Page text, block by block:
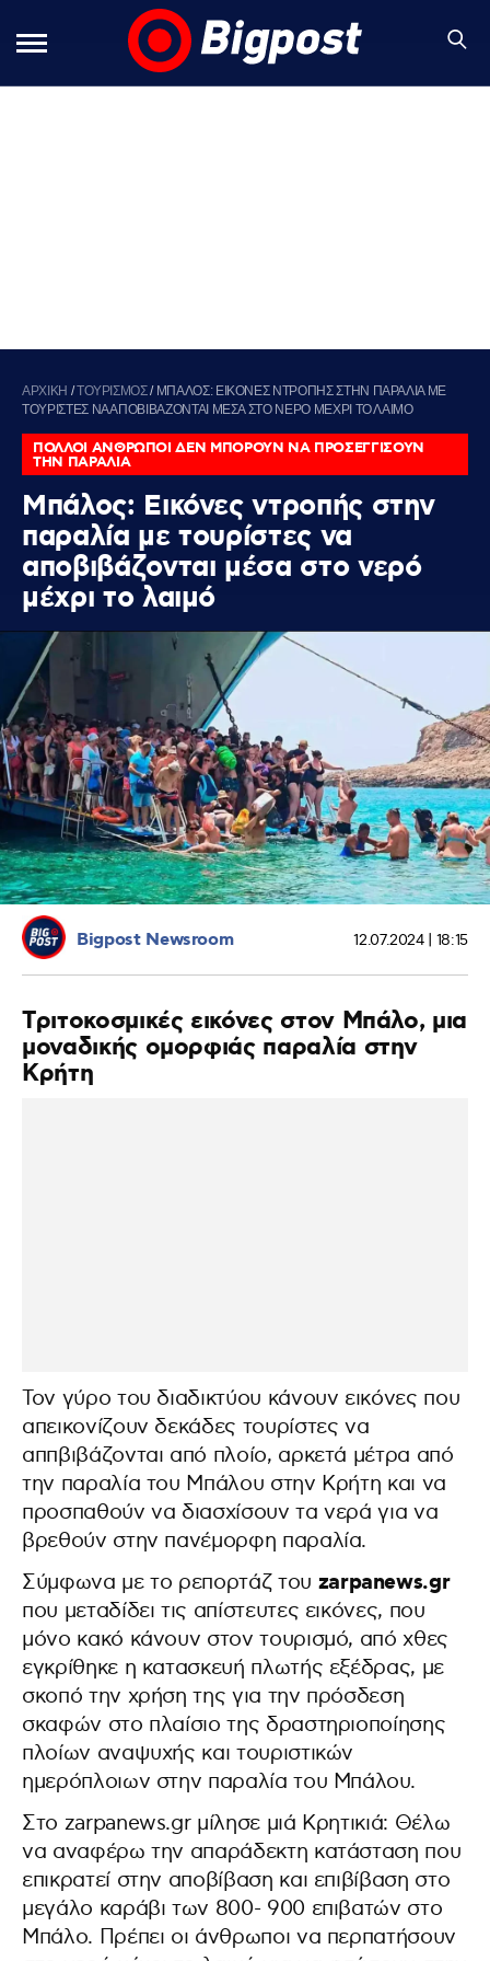
ΑΡΧΙΚΗ /ΤΟΥΡΙΣΜΟΣ/ ΜΠΑΛΟΣ: ΕΙΚΟΝΕΣ ΝΤΡΟΠΗΣ ΣΤΗΝ ΠΑΡΑΛΙΑ ΜΕ
ΤΟΥΡΙΣΤΕΣ ΝΑ ΑΠΟΒΙΒΑΖΟΝΤΑΙ ΜΕΣΑ ΣΤΟ ΝΕΡΟ ΜΕΧΡΙ ΤΟ ΛΑΙΜΟ
ΠΟΛΛΟΙ ΑΝΘΡΩΠΟΙ ΔΕΝ ΜΠΟΡΟΥΝ ΝΑ ΠΡΟΣΕΓΓΙΣΟΥΝ
ΤΗΝ ΠΑΡΑΛΙΑ
Μπάλος: Εικόνες ντροπής στην
παραλία με τουρίστες να
αποβιβάζονται μέσα στο νερό
μέχρι το λαιμό
Bigpost Newsroom 12.07.2024 | 18:15
Tριτοκοσμικές εικόνες στον Μπάλο, μια
μοναδικής ομορφιάς παραλία στην
Κρήτη
Τον γύρο του διαδικτύου κάνουν εικόνες που
απεικονίζουν δεκάδες τουρίστες να
αππβιβάζονται από πλοίο, αρκετά μέτρα από
την παραλία του Μπάλου στην Κρήτη και να
προσπαθούν να διασχίσουν τα νερά για να
βρεθούν στην πανέμορφη παραλία.
Σύμφωνα με το ρεπορτάζ του zarpanews.gr
που μεταδίδει τις απίστευτες εικόνες, που
μόνο κακό κάνουν στον τουρισμό, από χθες
εγκρίθηκε η κατασκευή πλωτής εξέδρας, με
σκοπό την χρήση της για την πρόσδεση
σκαφών στο πλαίσιο της δραστηριοποίησης
πλοίων αναψυχής και τουριστικών
ημερόπλοιων στην παραλία του Μπάλου.
Στο zarpanews.gr μίλησε μιά Κρητικιά: Θέλω
να αναφέρω την απαράδεκτη κατάσταση που
επικρατεί στην αποβίβαση και επιβίβαση στο
μεγάλο καράβι των 800- 900 επιβατών στο
Μπάλο. Πρέπει οι άνθρωποι να περπατήσουν